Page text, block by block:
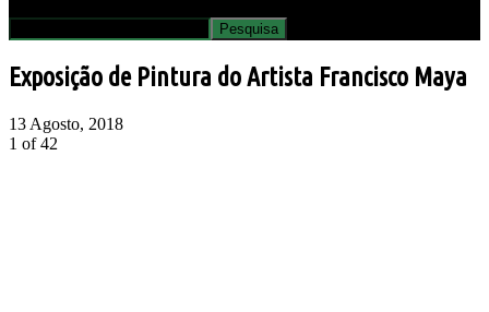
Exposição de Pintura do Artista Francisco Maya
13 Agosto, 2018
1 of 42